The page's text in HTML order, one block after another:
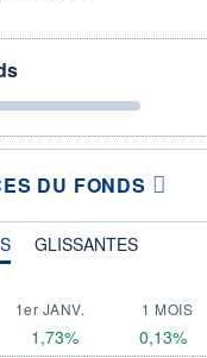
DU FONDS
GLISSANTES
1er JANV. 1 MOIS
1,73% 0,13%